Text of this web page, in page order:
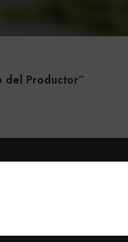
del Productor”